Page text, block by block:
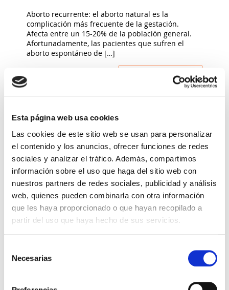
Esta página web usa cookies
Las cookies de este sitio web se usan para personalizar
el contenido y los anuncios, ofrecer funciones de redes
sociales y analizar el tráfico. Además, compartimos
información sobre el uso que haga del sitio web con
nuestros partners de redes sociales, publicidad y análisis
web, quienes pueden combinarla con otra información
que les haya proporcionado o que hayan recopilado a
partir del uso que haya hecho de sus servicios.
Necesarias
Aborto recurrente: el aborto natural es la
complicación más frecuente de la gestación.
Afecta entre un 15-20% de la población general.
Afortunadamente, las pacientes que sufren el
aborto espontáneo de […]
Leer más >
QUIERO SER MAMÁ
soy fértil?
En la sociedad actual, la maternidad cada vez se